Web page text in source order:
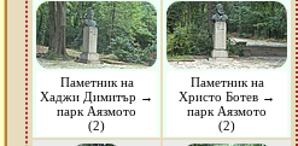
Паметник на
Хаджи Димитър →
парк Аязмото
(2)
Паметник на
Христо Ботев →
парк Аязмото
(2)